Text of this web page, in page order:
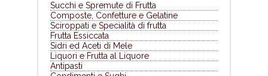
Succhi e Spremute di Frutta
Composte, Confetture e Gelatine
Sciroppati e Specialità di frutta
Frutta Essiccata
Sidri ed Aceti di Mele
Liquori e Frutta al Liquore
Antipasti